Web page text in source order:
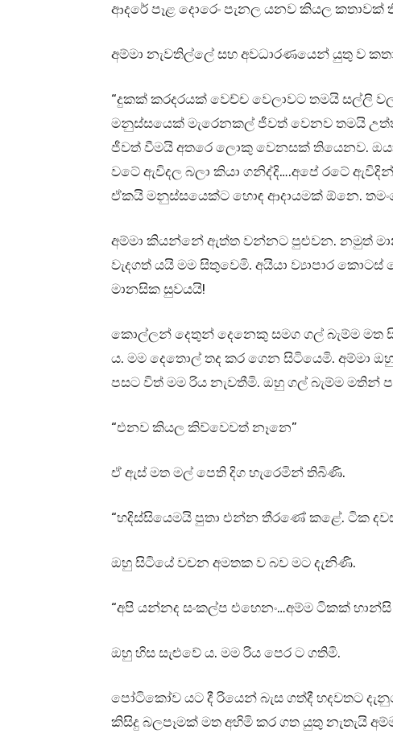
ආදරේ පෑළ දොරෙං පැනල යනව කියල
අම්මා නැවතිල්ලේ සහ අවධාරණයෙන් යුතු ව
“දුකක් කරදරයක් වෙච්ච වෙලාවට තමයි සල්ලි
මනුස්සයෙක් මැරෙනකල් ජීවත් වෙනව තමයි
ජීවත් වීමයි අතරෙ ලොකු වෙනසක් තියෙනව.
වටේ ඇවිදල බලා කියා ගනිද්දි….අපේ රටේ
ඒකයි මනුස්සයෙක්ට හොඳ ආදායමක් ඕනෙ.
අම්මා කියන්නේ ඇත්ත වන්නට පුළුවන. නමුත්
වැදගත් යයි මම සිතුවෙමි. අයියා ව්‍යාපාර
මානසික සුවයයි!
කොල්ලන් දෙතුන් දෙනෙකු සමග ගල් බැම්ම මත
ය. මම දෙතොල් තද කර ගෙන සිටියෙමි. අම්මා
පසට විත් මම රිය නැවතීමි. ඔහු ගල් බැම්ම මතින්
“එනව කියල කිව්වෙවත් නෑනෙ”
ඒ ඇස් මත මල් පෙති දිග හැරෙමින් තිබිණි.
“හදිස්සියෙමයි පුතා එන්න තීරණේ කළේ. ටික
ඔහු සිටියේ වචන අමතක ව බව මට දැනිණි.
“අපි යන්නද සංකල්ප එහෙනං…අම්ම ටිකක් හාන්සි
ඔහු හිස සැළුවේ ය. මම රිය පෙර ට ගතිමි.
පෝටිකෝව යට දී රියෙන් බැස ගත්දී හදවතට
කිසිදු බලපෑමක් මත අහිමි කර ගත යුතු නැතැයි